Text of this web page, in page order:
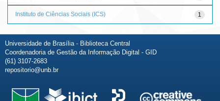
1
Instituto de Ciências Sociais (ICS)
Universidade de Brasília - Biblioteca Central
Coordenadoria de Gestão da Informação Digital - GID
(61) 3107-2683
repositorio@unb.br